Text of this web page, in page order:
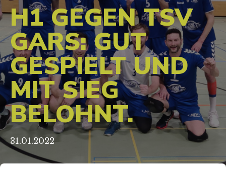
H1 GEGEN TSV
GARS: GUT
GESPIELT UND
MIT SIEG
BELOHNT.
31.01.2022